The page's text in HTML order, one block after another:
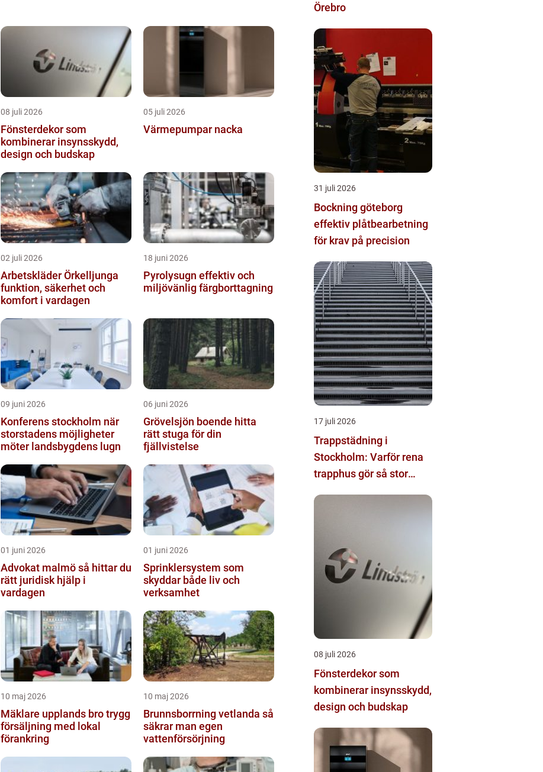
08 juli 2026
Fönsterdekor som
kombinerar insynsskydd,
design och budskap
05 juli 2026
Värmepumpar nacka
02 juli 2026
Arbetskläder Örkelljunga
funktion, säkerhet och
komfort i vardagen
18 juni 2026
Pyrolysugn effektiv och
miljövänlig färgborttagning
09 juni 2026
Konferens stockholm när
storstadens möjligheter
möter landsbygdens lugn
06 juni 2026
Grövelsjön boende hitta
rätt stuga för din
fjällvistelse
01 juni 2026
Advokat malmö så hittar du
rätt juridisk hjälp i
vardagen
01 juni 2026
Sprinklersystem som
skyddar både liv och
verksamhet
10 maj 2026
Mäklare upplands bro trygg
försäljning med lokal
förankring
10 maj 2026
Brunnsborrning vetlanda så
säkrar man egen
vattenförsörjning
Örebro
31 juli 2026
Bockning göteborg
effektiv plåtbearbetning
för krav på precision
17 juli 2026
Trappstädning i
Stockholm: Varför rena
trapphus gör så stor
08 juli 2026
Fönsterdekor som
kombinerar insynsskydd,
design och budskap